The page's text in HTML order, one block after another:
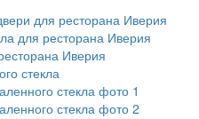
для ресторана Иверия
для ресторана Иверия
Иверия
стекла
стекла фото 1
стекла фото 2